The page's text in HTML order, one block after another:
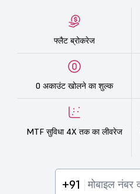
फ्लैट ब्रोकरेज
0 अकाउंट खोलने का शुल्क
MTF सुविधा 4X तक का लीवरेज
+91